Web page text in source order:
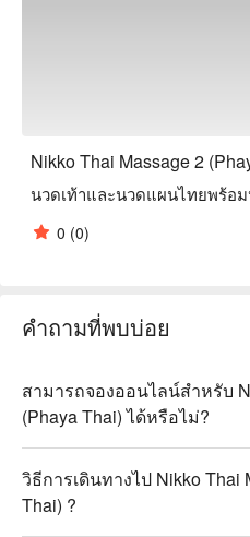
Nikko Thai Massage 2
0 (0)
คำถามที่พบบ่อย
สามารถจองออนไลน์สำหรับ
(Phaya Thai) ได้หรือไม่?
วิธีการเดินทางไป Nikko Thai
Thai) ?